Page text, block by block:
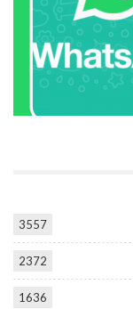
3557
2372
1636